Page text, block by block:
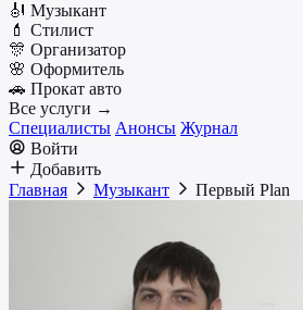
🎻 Музыкант
💄 Стилист
🎊 Организатор
🌸 Оформитель
🚗 Прокат авто
Все услуги →
Специалисты Анонсы Журнал
Войти
Добавить
Главная
Музыкант Первый Plan